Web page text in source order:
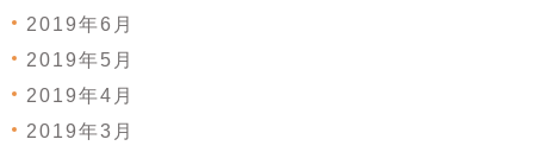
2019年6月
2019年5月
2019年4月
2019年3月